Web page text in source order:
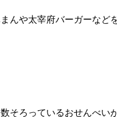
んや太宰府バーガーなど
そろっているおせんべい